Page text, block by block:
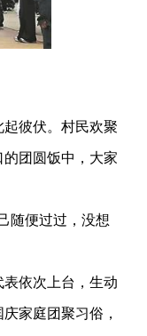
彼伏。村民欢聚
团圆饭中，大家
随便过过，没想
依次上台，生动
家庭团聚习俗，